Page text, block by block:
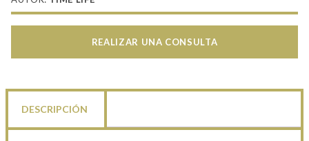
REALIZAR UNA CONSULTA
DESCRIPCIÓN